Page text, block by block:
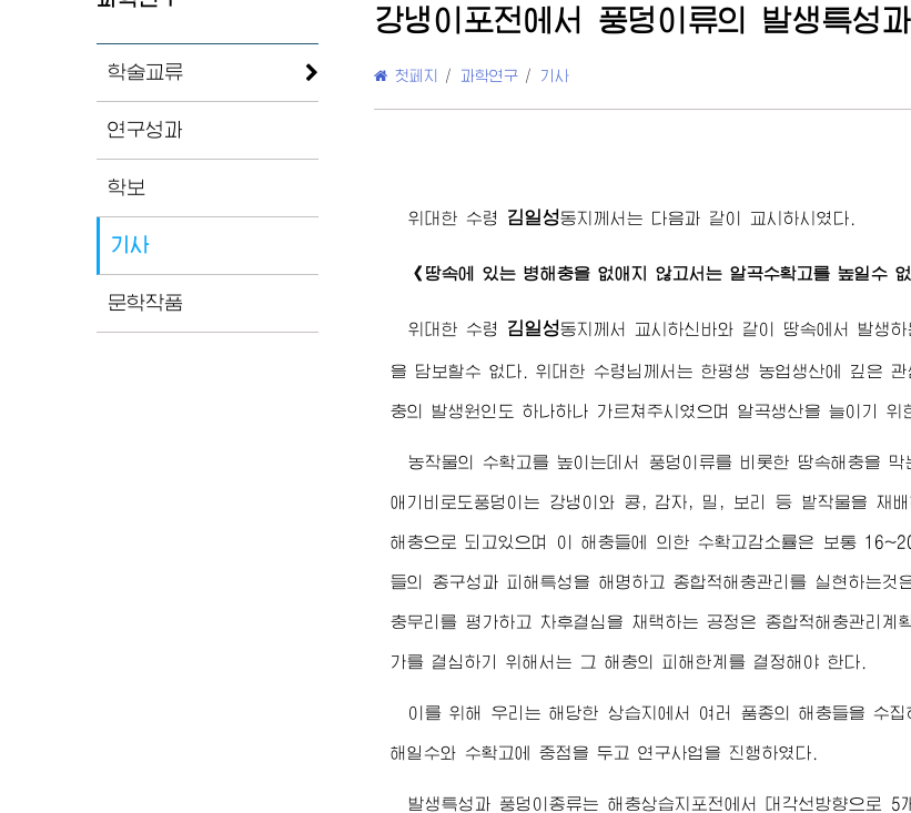
학술교류
연구성과
학보
기사
문학작품
강냉이포전에서 풍덩이류의 발생특성
첫페지 / 과학연구 / 기사
위대한 수령 김일성동지 께서는 다음과 같이 교시하시였다.
《땅속에 있는 병해충을 없애지 않고서는 알곡수확고를 높일수 없
위대한 수령 김일성동지 께서 교시하신바와 같이 땅속에서 발생
을 담보할수 없다. 위대한 수령님 께서는 한평생 농업생산에 깊은
충의 발생원인도 하나하나 가르쳐주시였으며 알곡생산을 늘이기 위
농작물의 수확고를 높이는데서 풍덩이류를 비롯한 땅속해충을
애기비로도풍덩이는 강냉이와 콩, 감자, 밀, 보리 등 밭작물을 재
해충으로 되고있으며 이 해충들에 의한 수확고감소률은 보통
들의 종구성과 피해특성을 해명하고 종합적해충관리를 실현하는
충무리를 평가하고 차후결심을 채택하는 공정은 종합적해충관리
가를 결심하기 위해서는 그 해충의 피해한계를 결정해야 한다.
이를 위해 우리는 해당한 상습지에서 여러 품종의 해충들을 수
해일수와 수확고에 중점을 두고 연구사업을 진행하였다.
발생특성과 풍덩이종류는 해충상습지포전에서 대각선방향으로